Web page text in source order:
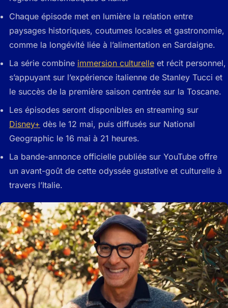
Chaque épisode met en lumière la relation entre
paysages historiques, coutumes locales et gastronomie,
comme la longévité liée à l’alimentation en Sardaigne.
La série combine immersion culturelle et récit personnel,
s’appuyant sur l’expérience italienne de Stanley Tucci et
le succès de la première saison centrée sur la Toscane.
Les épisodes seront disponibles en streaming sur
Disney+ dès le 12 mai, puis diffusés sur National
Geographic le 16 mai à 21 heures.
La bande-annonce officielle publiée sur YouTube offre
un avant-goût de cette odyssée gustative et culturelle à
travers l’Italie.